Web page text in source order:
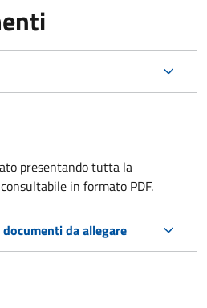
presentando tutta la
in formato PDF.
da allegare